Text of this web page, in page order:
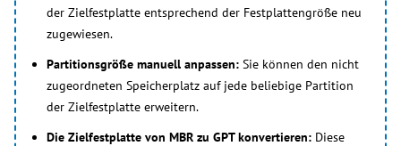
der Zielfestplatte entsprechend der Festplattengröße neu
zugewiesen.
Partitionsgröße manuell anpassen: Sie können den nicht
zugeordneten Speicherplatz auf jede beliebige Partition
der Zielfestplatte erweitern.
Die Zielfestplatte von MBR zu GPT konvertieren: Diese